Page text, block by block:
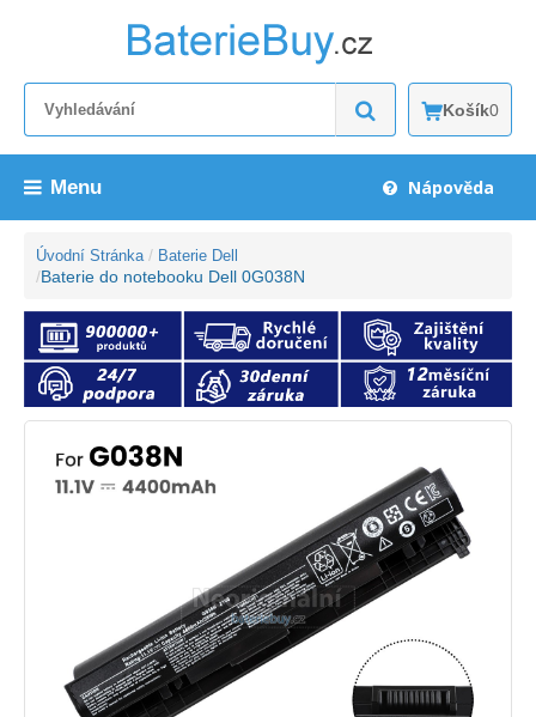
Košík0
Menu Nápověda
Úvodní Stránka Baterie Dell
Baterie do notebooku Dell 0G038N